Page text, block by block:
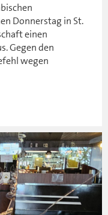
Donnerstag in St.
einen
Gegen den
wegen